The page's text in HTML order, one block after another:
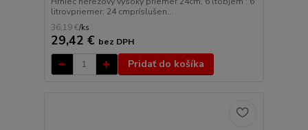
litrovpriemer: 24 cmpríslušen...
36,19 €/ks
29,42 € bez DPH
Pridať do košíka